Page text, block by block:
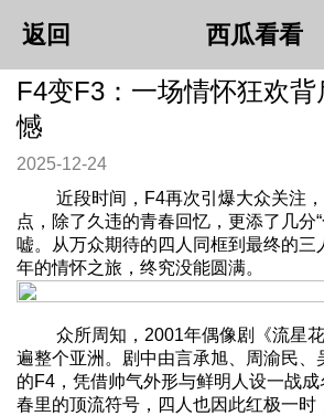
返回 西瓜看看
F4变F3：一场情怀狂欢
憾
2025-12-24
近段时间，F4再次引爆大众关注，
点，除了久违的青春回忆，更添了几分
嘘。从万众期待的四人同框到最终的三
年的情怀之旅，终究没能圆满。
众所周知，2001年偶像剧《流星花
遍整个亚洲。剧中由言承旭、周渝民、
的F4，凭借帅气外形与鲜明人设一战
春里的顶流符号，四人也因此红极一时